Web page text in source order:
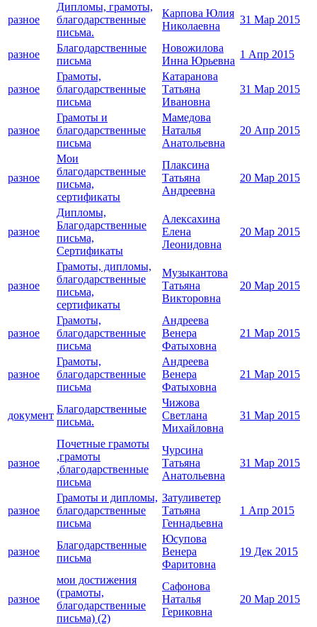
разное
Дипломы, грамоты,
благодарственные
письма.
Карпова Юлия
Николаевна
31 Мар 2015
разное
Благодарственные
письма
Новожилова
Инна Юрьевна
1 Апр 2015
разное
Грамоты,
благодарственные
письма
Катаранова
Татьяна
Ивановна
31 Мар 2015
разное
Грамоты и
благодарственные
письма
Мамедова
Наталья
Анатольевна
20 Апр 2015
разное
Мои
благодарственные
письма,
сертификаты
Плаксина
Татьяна
Андреевна
20 Мар 2015
разное
Дипломы,
Благодарственные
письма,
Сертификаты
Алексахина
Елена
Леонидовна
20 Мар 2015
разное
Грамоты, дипломы,
благодарственные
письма,
сертификаты
Музыкантова
Татьяна
Викторовна
20 Мар 2015
разное
Грамоты,
благодарственные
письма
Андреева
Венера
Фатыховна
21 Мар 2015
разное
Грамоты,
благодарственные
письма
Андреева
Венера
Фатыховна
21 Мар 2015
документ
Благодарственные
письма.
Чижова
Светлана
Михайловна
31 Мар 2015
разное
Почетные грамоты
,грамоты
,благодарственные
письма
Чурсина
Татьяна
Анатольевна
31 Мар 2015
разное
Грамоты и дипломы,
благодарственные
письма
Затуливетер
Татьяна
Геннадьевна
1 Апр 2015
разное
Благодарственные
письма
Юсупова
Венера
Фаритовна
19 Дек 2015
разное
мои достижения
(грамоты,
благодарственные
письма) (2)
Сафонова
Наталья
Гериковна
20 Мар 2015